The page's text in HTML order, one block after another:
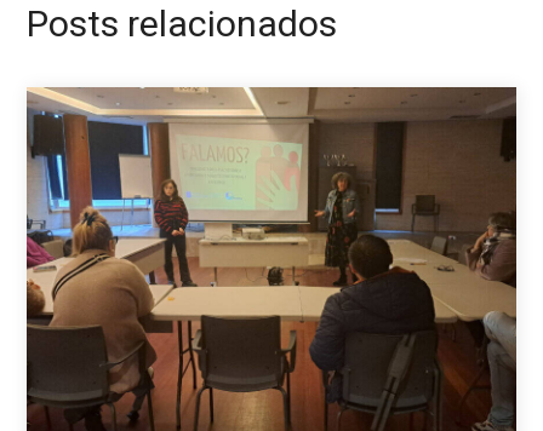
Posts relacionados